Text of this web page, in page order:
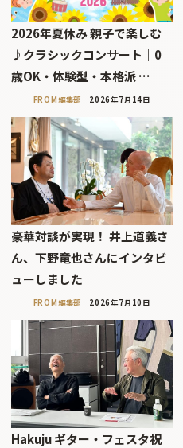
2026年夏休み 親子で楽しむ
♪クラシックコンサート｜0
歳OK・体験型・本格派 …
FROM編集部 2026年7月14日
豪華対談が実現！ 井上道義さ
ん、下野竜也さんにインタビ
ューしました
FROM編集部 2026年7月10日
Hakuju ギター・フェスタ祝